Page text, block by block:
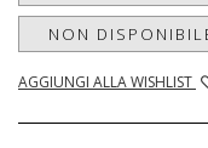
NON
AGGIUNGI ALLA WISHLIST